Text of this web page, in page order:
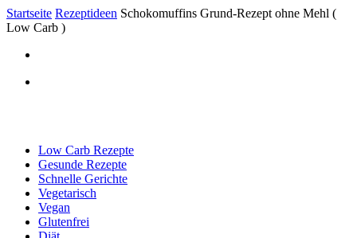
Startseite Rezeptideen Schokomuffins Grund-Rezept ohne Mehl (
Low Carb )
Low Carb Rezepte
Gesunde Rezepte
Schnelle Gerichte
Vegetarisch
Vegan
Glutenfrei